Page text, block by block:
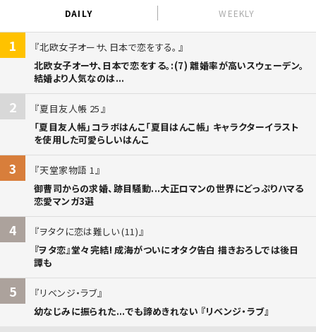
DAILY WEEKLY
1
北欧女子オーサ、日本で恋をする。
北欧女子オーサ、日本で恋をする。:(7) 離婚率が高いスウェーデン。
結婚より人気なのは...
2
夏目友人帳 25
「夏目友人帳」コラボはんこ「夏目はんこ帳」 キャラクターイラスト
を使用した可愛らしいはんこ
3
天堂家物語 1
御曹司からの求婚、跡目騒動...大正ロマンの世界にどっぷりハマる
恋愛マンガ3選
4
ヲタクに恋は難しい (11)
『ヲタ恋』堂々完結! 成海がついにオタク告白 描きおろしでは後日
譚も
5
リベンジ・ラブ
幼なじみに振られた...でも諦めきれない 『リベンジ・ラブ』